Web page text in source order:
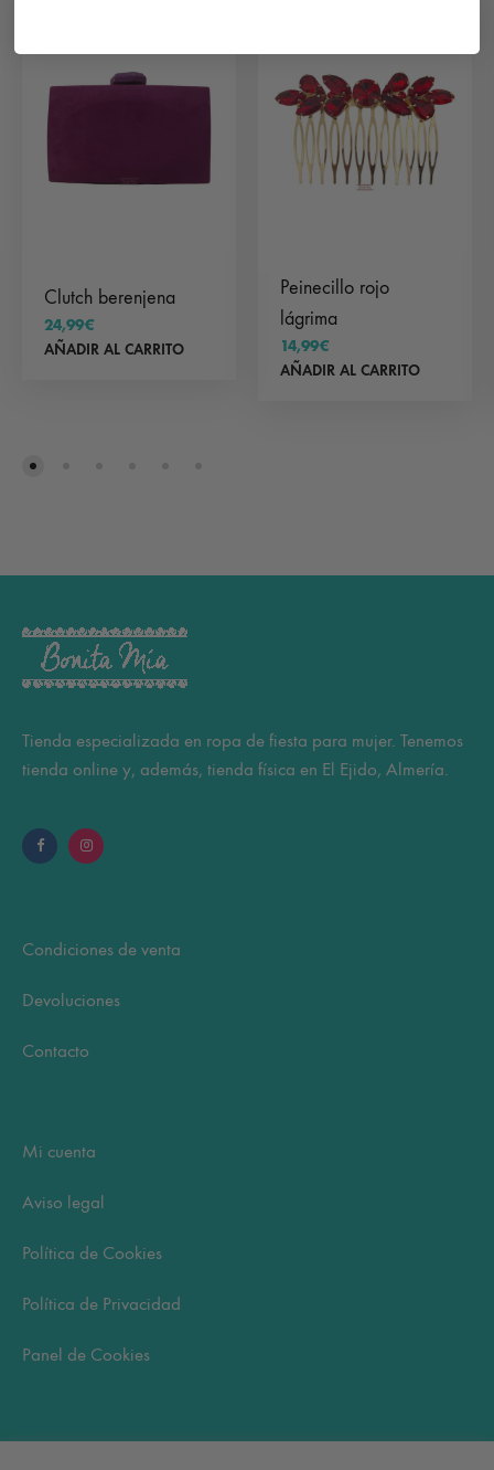
Clutch berenjena
24,99€
AÑADIR AL CARRITO
Peinecillo rojo
lágrima
14,99€
AÑADIR AL CARRITO
Tienda especializada en ropa de fiesta para mujer. Tenemos
tienda online y, además, tienda física en El Ejido, Almería.
Condiciones de venta
Devoluciones
Contacto
Mi cuenta
Aviso legal
Política de Cookies
Política de Privacidad
Panel de Cookies